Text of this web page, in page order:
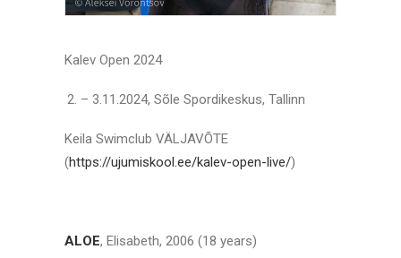
Kalev Open 2024
– 3.11.2024, Sõle Spordikeskus, Tallinn
Keila Swimclub VÄLJAVÕTE
(https://ujumiskool.ee/kalev-open-live/)
ALOE, Elisabeth, 2006 (18 years)